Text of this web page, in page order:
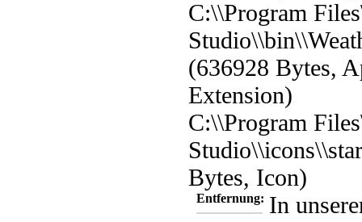
C:\\Program
(636928 Bytes,
Extension)
C:\\Program
Bytes, Icon)
Entfernung: In